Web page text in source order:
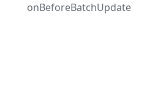
onBeforeBatchUpdate